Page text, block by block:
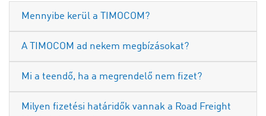
Mennyibe kerül a TIMOCOM?
A TIMOCOM ad nekem megbízásokat?
Mi a teendő, ha a megrendelő nem fizet?
Milyen fizetési határidők vannak a Road Freight